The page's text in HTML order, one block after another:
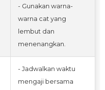
- Gunakan warna-
warna cat yang
lembut dan
menenangkan.
- Jadwalkan waktu
mengaji bersama